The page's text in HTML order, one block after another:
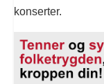
konserter.